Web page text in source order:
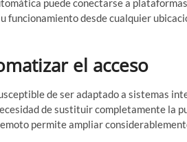
puede conectarse a
desde cualquier
el acceso
de ser adaptado a sistemas
de sustituir completamente la
permite ampliar